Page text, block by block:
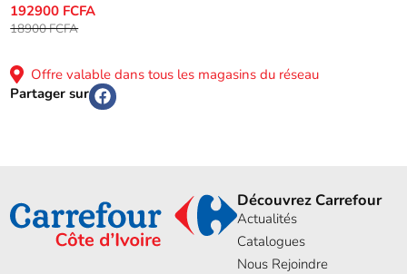
192900 FCFA
18900 FCFA
Offre valable dans tous les magasins du réseau
Partager sur
Découvrez Carrefour
Actualités
Catalogues
Nous Rejoindre